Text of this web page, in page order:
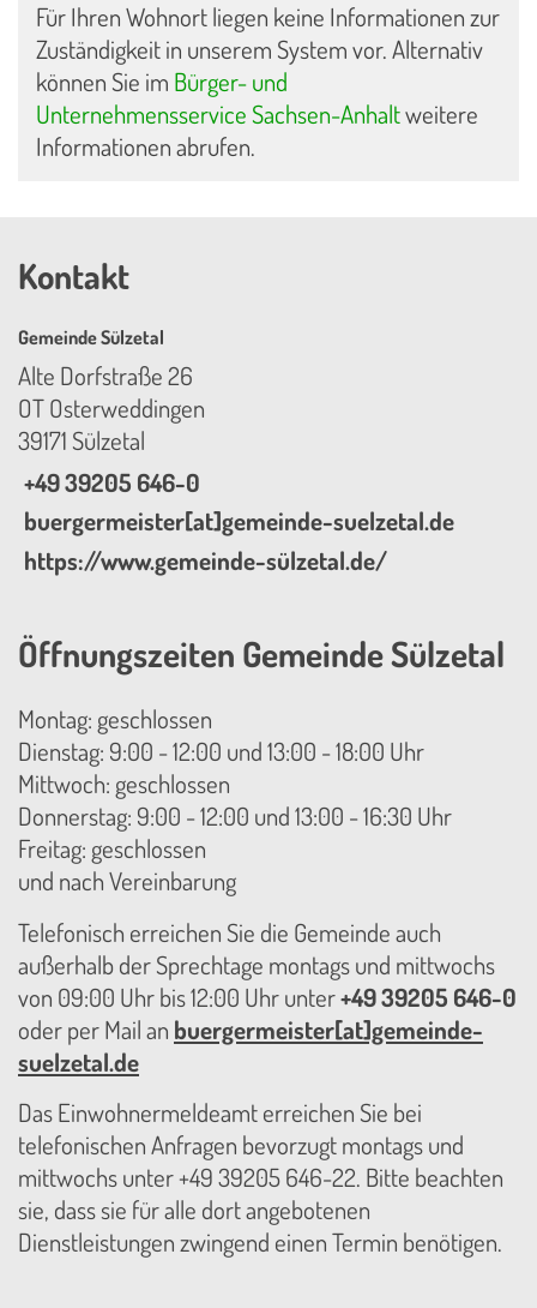
Für Ihren Wohnort liegen keine Informationen zur
Zuständigkeit in unserem System vor. Alternativ
können Sie im Bürger- und
Unternehmensservice Sachsen-Anhaltweitere
Informationen abrufen.
Kontakt
Gemeinde Sülzetal
Alte Dorfstraße 26
OT Osterweddingen
39171 Sülzetal
+49 39205 646-0
buergermeister[at]gemeinde-suelzetal.de
https://www.gemeinde-sülzetal.de/
Öffnungszeiten Gemeinde Sülzetal
Montag: geschlossen
Dienstag: 9:00 - 12:00 und 13:00 - 18:00 Uhr
Mittwoch: geschlossen
Donnerstag: 9:00 - 12:00 und 13:00 - 16:30 Uhr
Freitag: geschlossen
und nach Vereinbarung
Telefonisch erreichen Sie die Gemeinde auch
außerhalb der Sprechtage montags und mittwochs
von 09:00 Uhr bis 12:00 Uhr unter+49 39205 646-0
oder per Mail an buergermeister[at]gemeinde-
suelzetal.de
Das Einwohnermeldeamt erreichen Sie bei
telefonischen Anfragen bevorzugt montags und
mittwochs unter +49 39205 646-22. Bitte beachten
sie, dass sie für alle dort angebotenen
Dienstleistungen zwingend einen Termin benötigen.